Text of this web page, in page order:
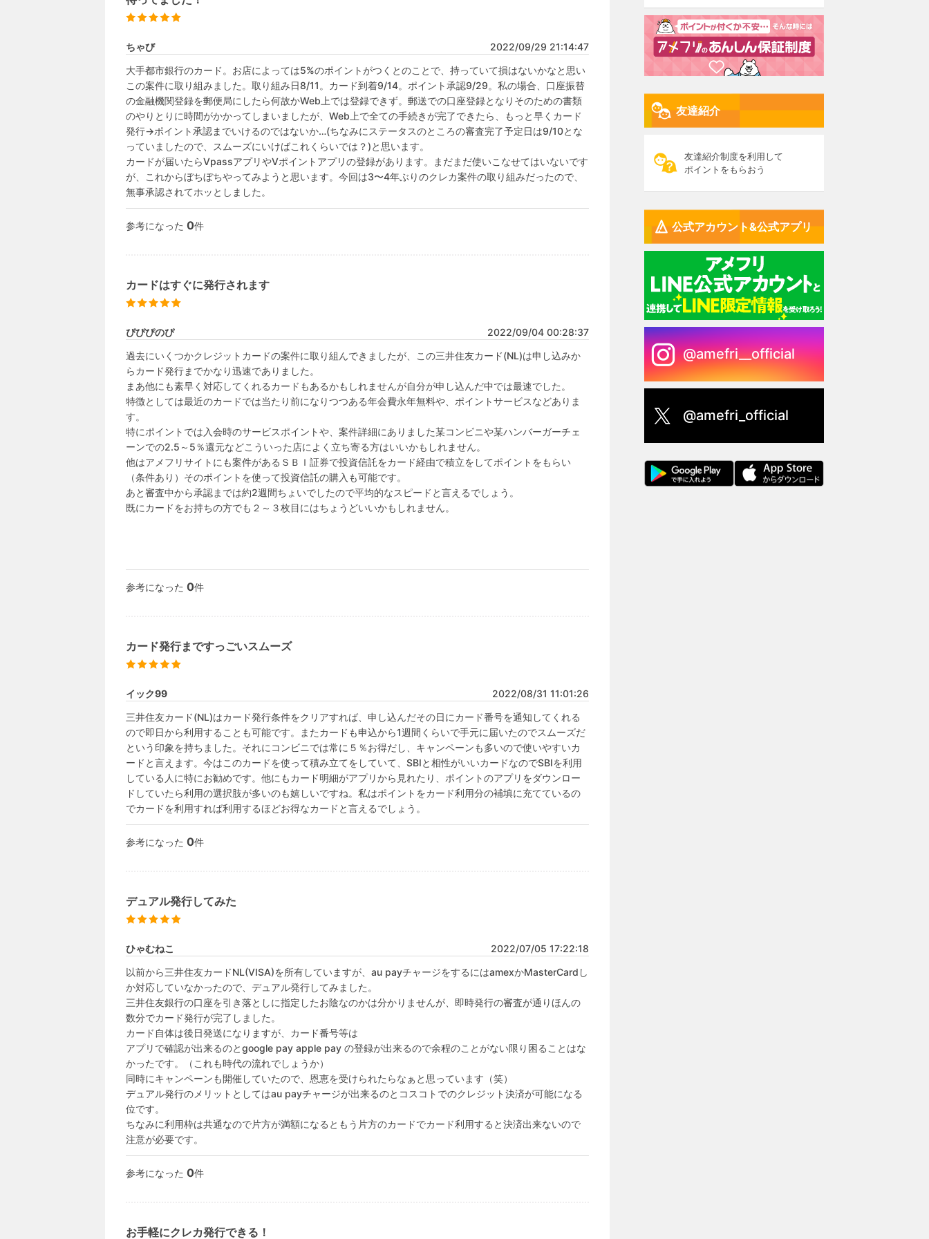
ちゃび
2022/09/29 21:14:47
大手都市銀行のカード。お店によっては5%のポイントがつくとのことで、持っていて損はないかなと思い
この案件に取り組みました。取り組み日8/11。カード到着9/14。ポイント承認9/29。私の場合、口座振替
の金融機関登録を郵便局にしたら何故かWeb上では登録できず。郵送での口座登録となりそのための書類
のやりとりに時間がかかってしまいましたが、Web上で全ての手続きが完了できたら、もっと早くカード
発行→ポイント承認までいけるのではないか…(ちなみにステータスのところの審査完了予定日は9/10とな
っていましたので、スムーズにいけばこれくらいでは？)と思います。
カードが届いたらVpassアプリやVポイントアプリの登録があります。まだまだ使いこなせてはいないです
が、これからぼちぼちやってみようと思います。今回は3〜4年ぶりのクレカ案件の取り組みだったので、
無事承認されてホッとしました。
参考になった 0件
カードはすぐに発行されます
ぴぴぴのぴ
2022/09/04 00:28:37
過去にいくつかクレジットカードの案件に取り組んできましたが、この三井住友カード(NL)は申し込みか
らカード発行までかなり迅速でありました。
まあ他にも素早く対応してくれるカードもあるかもしれませんが自分が申し込んだ中では最速でした。
特徴としては最近のカードでは当たり前になりつつある年会費永年無料や、ポイントサービスなどありま
す。
特にポイントでは入会時のサービスポイントや、案件詳細にありました某コンビニや某ハンバーガーチェ
ーンでの2.5～5％還元などこういった店によく立ち寄る方はいいかもしれません。
他はアメフリサイトにも案件があるＳＢＩ証券で投資信託をカード経由で積立をしてポイントをもらい
（条件あり）そのポイントを使って投資信託の購入も可能です。
あと審査中から承認までは約2週間ちょいでしたので平均的なスピードと言えるでしょう。
既にカードをお持ちの方でも２～３枚目にはちょうどいいかもしれません。
参考になった 0件
カード発行まですっごいスムーズ
イック99
2022/08/31 11:01:26
三井住友カード(NL)はカード発行条件をクリアすれば、申し込んだその日にカード番号を通知してくれる
ので即日から利用することも可能です。またカードも申込から1週間くらいで手元に届いたのでスムーズだ
という印象を持ちました。それにコンビニでは常に５％お得だし、キャンペーンも多いので使いやすいカ
ードと言えます。今はこのカードを使って積み立てをしていて、SBIと相性がいいカードなのでSBIを利用
している人に特にお勧めです。他にもカード明細がアプリから見れたり、ポイントのアプリをダウンロー
ドしていたら利用の選択肢が多いのも嬉しいですね。私はポイントをカード利用分の補填に充てているの
でカードを利用すれば利用するほどお得なカードと言えるでしょう。
参考になった 0件
デュアル発行してみた
ひゃむねこ
2022/07/05 17:22:18
以前から三井住友カードNL(VISA)を所有していますが、au payチャージをするにはamexかMasterCardし
か対応していなかったので、デュアル発行してみました。
三井住友銀行の口座を引き落としに指定したお陰なのかは分かりませんが、即時発行の審査が通りほんの
数分でカード発行が完了しました。
カード自体は後日発送になりますが、カード番号等は
アプリで確認が出来るのとgoogle pay apple pay の登録が出来るので余程のことがない限り困ることはな
かったです。（これも時代の流れでしょうか）
同時にキャンペーンも開催していたので、恩恵を受けられたらなぁと思っています（笑）
デュアル発行のメリットとしてはau payチャージが出来るのとコスコトでのクレジット決済が可能になる
位です。
ちなみに利用枠は共通なので片方が満額になるともう片方のカードでカード利用すると決済出来ないので
注意が必要です。
参考になった 0件
お手軽にクレカ発行できる！
友達紹介
友達紹介制度を利用して
ポイントをもらおう
公式アカウント&公式アプリ
@amefri__official
@amefri_official